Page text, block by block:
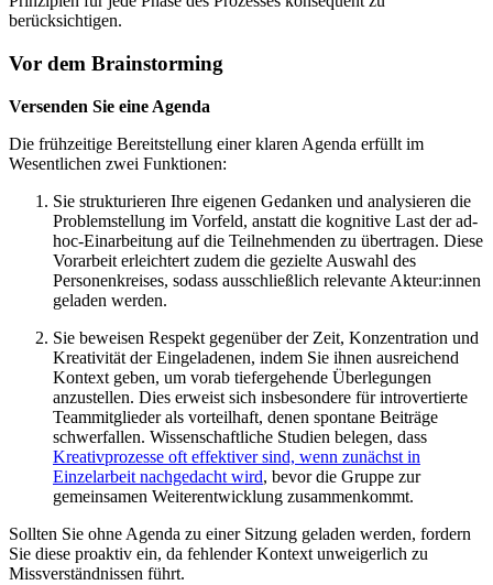
berücksichtigen.
Vor dem Brainstorming
Versenden Sie eine Agenda
Die frühzeitige Bereitstellung einer klaren Agenda erfüllt im
Wesentlichen zwei Funktionen:
Sie strukturieren Ihre eigenen Gedanken und analysieren die
Problemstellung im Vorfeld, anstatt die kognitive Last der ad-
hoc-Einarbeitung auf die Teilnehmenden zu übertragen. Diese
Vorarbeit erleichtert zudem die gezielte Auswahl des
Personenkreises, sodass ausschließlich relevante Akteur:innen
geladen werden.
Sie beweisen Respekt gegenüber der Zeit, Konzentration und
Kreativität der Eingeladenen, indem Sie ihnen ausreichend
Kontext geben, um vorab tiefergehende Überlegungen
anzustellen. Dies erweist sich insbesondere für introvertierte
Teammitglieder als vorteilhaft, denen spontane Beiträge
schwerfallen. Wissenschaftliche Studien belegen, dass
Kreativprozesse oft effektiver sind, wenn zunächst in
Einzelarbeit nachgedacht wird, bevor die Gruppe zur
gemeinsamen Weiterentwicklung zusammenkommt.
Sollten Sie ohne Agenda zu einer Sitzung geladen werden, fordern
Sie diese proaktiv ein, da fehlender Kontext unweigerlich zu
Missverständnissen führt.